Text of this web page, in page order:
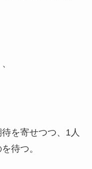
を寄せつつ、1人
待つ。